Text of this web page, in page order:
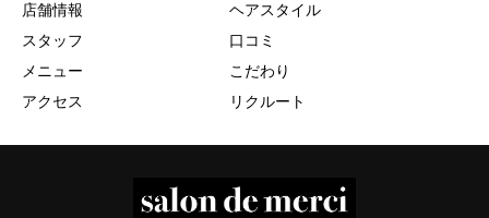
店舗情報
スタッフ
メニュー
アクセス
ヘアスタイル
口コミ
こだわり
リクルート